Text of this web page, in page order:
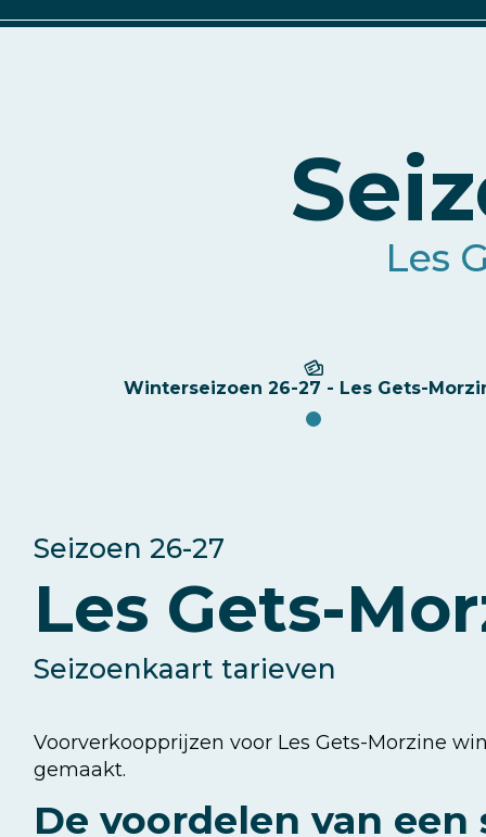
Les
Les
Winterseizoen 26-27 - Les Gets-
Winterseizoen
26-
27
Les
Gets-
Seizoen 26-27
Les Gets-
Seizoenkaart tarieven
Voorverkoopprijzen voor Les Gets-Morzine
gemaakt.
De voordelen van een